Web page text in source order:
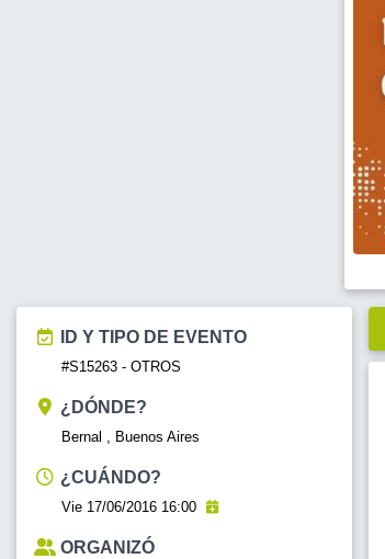
ID Y TIPO DE EVENTO
#S15263 - OTROS
¿DÓNDE?
Bernal , Buenos Aires
¿CUÁNDO?
Vie 17/06/2016 16:00
ORGANIZÓ